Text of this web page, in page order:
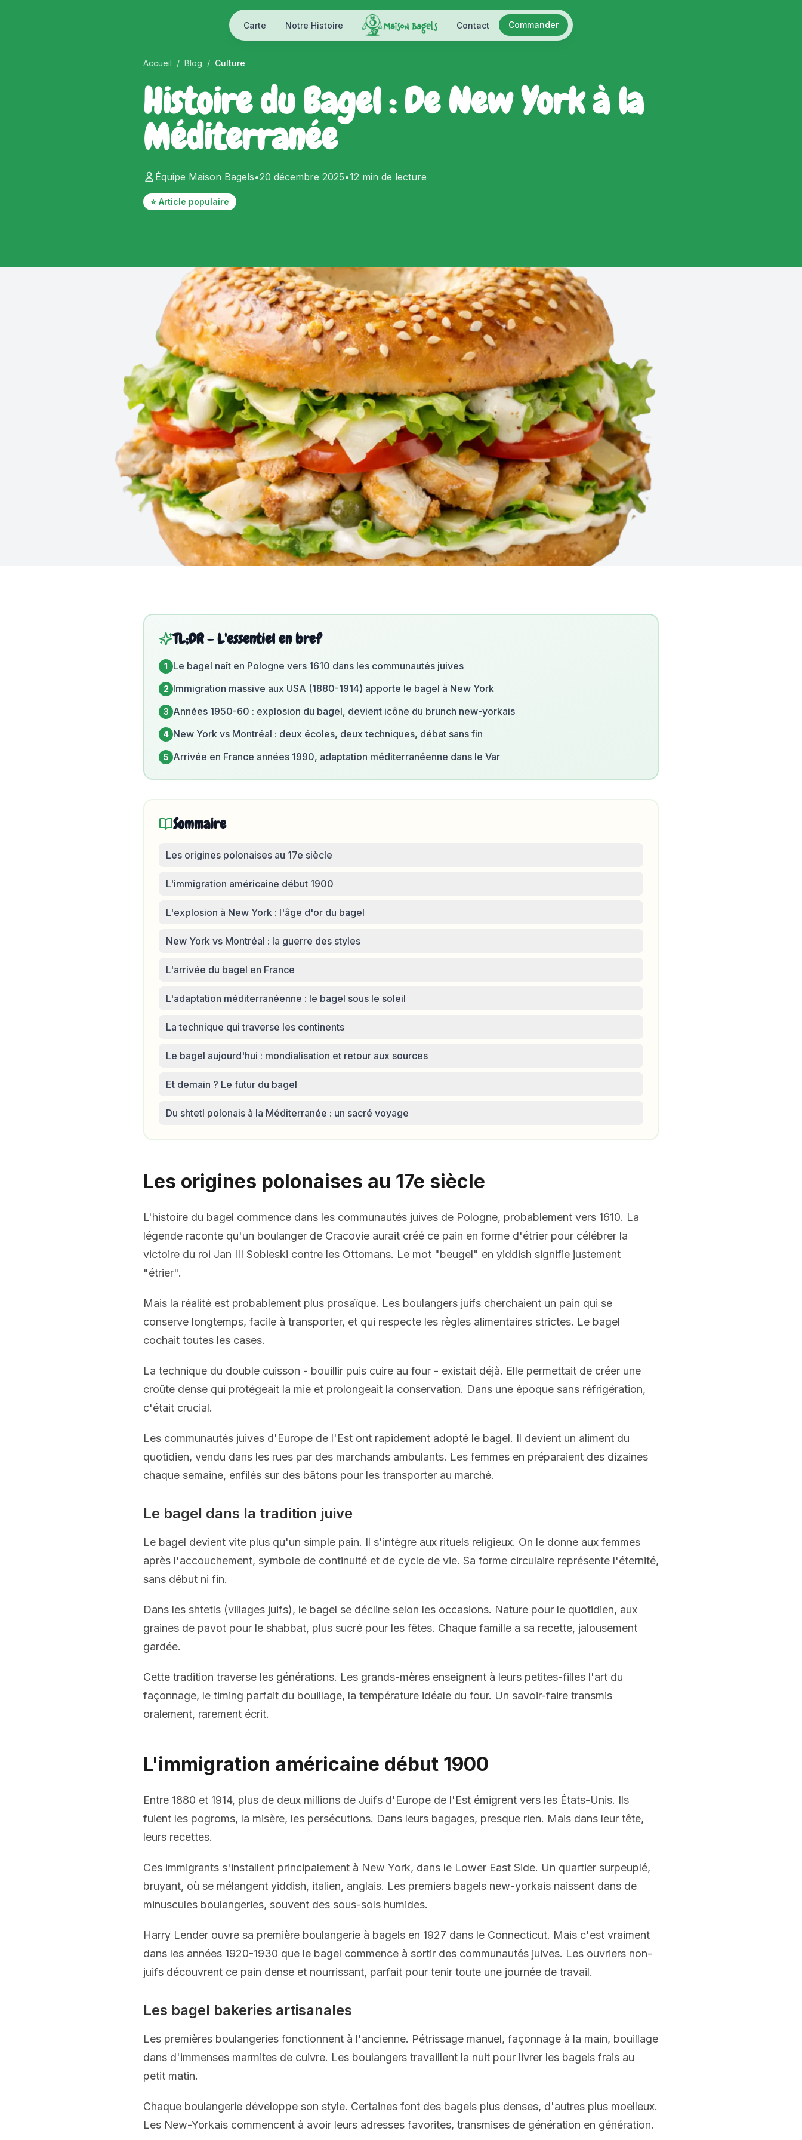
Carte Notre Histoire Contact Commander
Accueil / Blog / Culture
Histoire du Bagel : De New York à la
Méditerranée
Équipe Maison Bagels•20 décembre 2025•12 min de lecture
⭐ Article populaire
TL;DR - L'essentiel en bref
1 Le bagel naît en Pologne vers 1610 dans les communautés juives
2 Immigration massive aux USA (1880-1914) apporte le bagel à New York
3 Années 1950-60 : explosion du bagel, devient icône du brunch new-yorkais
4 New York vs Montréal : deux écoles, deux techniques, débat sans fin
5 Arrivée en France années 1990, adaptation méditerranéenne dans le Var
Sommaire
Les origines polonaises au 17e siècle
L'immigration américaine début 1900
L'explosion à New York : l'âge d'or du bagel
New York vs Montréal : la guerre des styles
L'arrivée du bagel en France
L'adaptation méditerranéenne : le bagel sous le soleil
La technique qui traverse les continents
Le bagel aujourd'hui : mondialisation et retour aux sources
Et demain ? Le futur du bagel
Du shtetl polonais à la Méditerranée : un sacré voyage
Les origines polonaises au 17e siècle
L'histoire du bagel commence dans les communautés juives de Pologne, probablement vers 1610. La
légende raconte qu'un boulanger de Cracovie aurait créé ce pain en forme d'étrier pour célébrer la
victoire du roi Jan III Sobieski contre les Ottomans. Le mot "beugel" en yiddish signifie justement
"étrier".
Mais la réalité est probablement plus prosaïque. Les boulangers juifs cherchaient un pain qui se
conserve longtemps, facile à transporter, et qui respecte les règles alimentaires strictes. Le bagel
cochait toutes les cases.
La technique du double cuisson - bouillir puis cuire au four - existait déjà. Elle permettait de créer une
croûte dense qui protégeait la mie et prolongeait la conservation. Dans une époque sans réfrigération,
c'était crucial.
Les communautés juives d'Europe de l'Est ont rapidement adopté le bagel. Il devient un aliment du
quotidien, vendu dans les rues par des marchands ambulants. Les femmes en préparaient des dizaines
chaque semaine, enfilés sur des bâtons pour les transporter au marché.
Le bagel dans la tradition juive
Le bagel devient vite plus qu'un simple pain. Il s'intègre aux rituels religieux. On le donne aux femmes
après l'accouchement, symbole de continuité et de cycle de vie. Sa forme circulaire représente l'éternité,
sans début ni fin.
Dans les shtetls (villages juifs), le bagel se décline selon les occasions. Nature pour le quotidien, aux
graines de pavot pour le shabbat, plus sucré pour les fêtes. Chaque famille a sa recette, jalousement
gardée.
Cette tradition traverse les générations. Les grands-mères enseignent à leurs petites-filles l'art du
façonnage, le timing parfait du bouillage, la température idéale du four. Un savoir-faire transmis
oralement, rarement écrit.
L'immigration américaine début 1900
Entre 1880 et 1914, plus de deux millions de Juifs d'Europe de l'Est émigrent vers les États-Unis. Ils
fuient les pogroms, la misère, les persécutions. Dans leurs bagages, presque rien. Mais dans leur tête,
leurs recettes.
Ces immigrants s'installent principalement à New York, dans le Lower East Side. Un quartier surpeuplé,
bruyant, où se mélangent yiddish, italien, anglais. Les premiers bagels new-yorkais naissent dans de
minuscules boulangeries, souvent des sous-sols humides.
Harry Lender ouvre sa première boulangerie à bagels en 1927 dans le Connecticut. Mais c'est vraiment
dans les années 1920-1930 que le bagel commence à sortir des communautés juives. Les ouvriers non-
juifs découvrent ce pain dense et nourrissant, parfait pour tenir toute une journée de travail.
Les bagel bakeries artisanales
Les premières boulangeries fonctionnent à l'ancienne. Pétrissage manuel, façonnage à la main, bouillage
dans d'immenses marmites de cuivre. Les boulangers travaillent la nuit pour livrer les bagels frais au
petit matin.
Chaque boulangerie développe son style. Certaines font des bagels plus denses, d'autres plus moelleux.
Les New-Yorkais commencent à avoir leurs adresses favorites, transmises de génération en génération.